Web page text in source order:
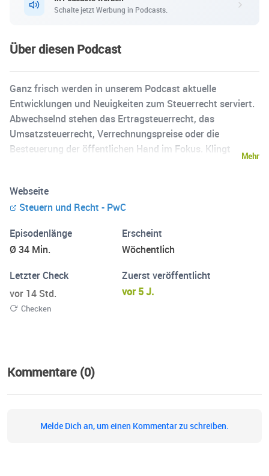
Schalte jetzt Werbung in Podcasts.
Über diesen Podcast
Ganz frisch werden in unserem Podcast aktuelle
Entwicklungen und Neuigkeiten zum Steuerrecht serviert.
Abwechselnd stehen das Ertragsteuerrecht, das
Umsatzsteuerrecht, Verrechnungspreise oder die
Besteuerung der öffentlichen Hand im Fokus. Klingt
Mehr
Webseite
Steuern und Recht - PwC
Episodenlänge
Ø 34 Min.
Erscheint
Wöchentlich
Letzter Check
vor 14 Std.
Checken
Zuerst veröffentlicht
vor 5 J.
Kommentare (0)
Melde Dich an, um einen Kommentar zu schreiben.